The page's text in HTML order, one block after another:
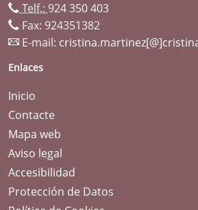
Telf.: 924 350 403
Fax: 924351382
E-mail:
Enlaces
Inicio
Contacte
Mapa web
Aviso legal
Accesibilidad
Protección de Datos